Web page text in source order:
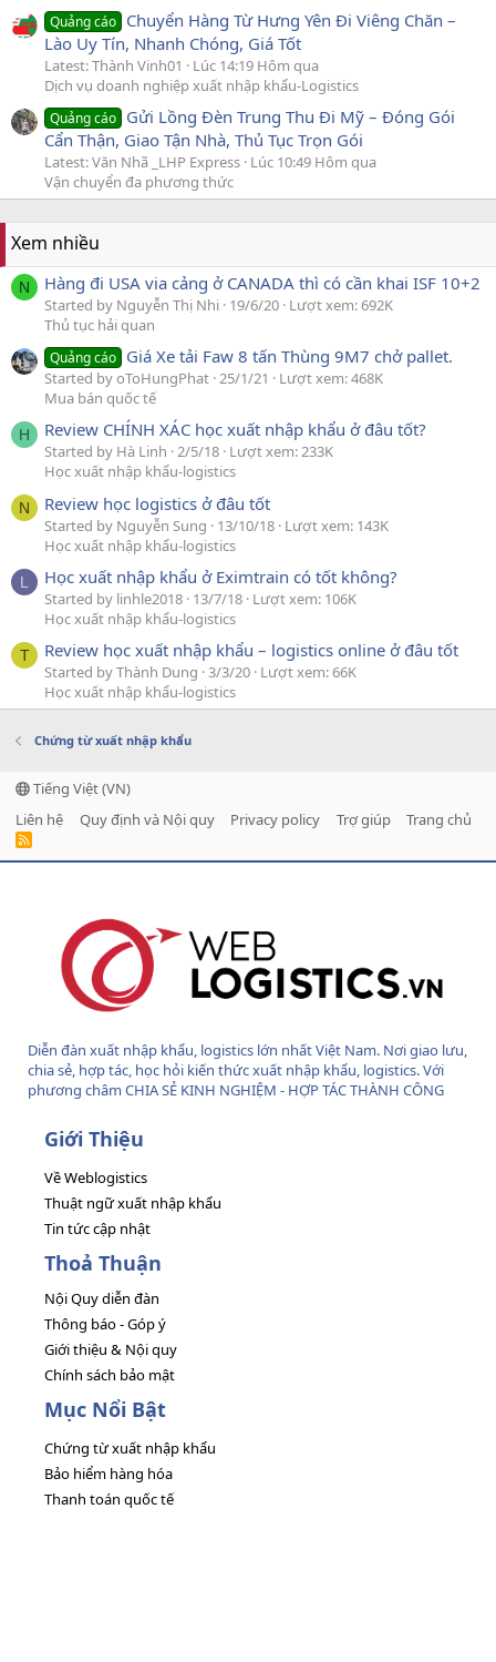
Quảng cáo Chuyển Hàng Từ Hưng Yên Đi Viêng Chăn –
Lào Uy Tín, Nhanh Chóng, Giá Tốt
Latest: Thành Vinh01
Lúc 14:19 Hôm qua
Dịch vụ doanh nghiệp xuất nhập khẩu-Logistics
Quảng cáo Gửi Lồng Đèn Trung Thu Đi Mỹ – Đóng Gói
Cẩn Thận, Giao Tận Nhà, Thủ Tục Trọn Gói
Latest: Văn Nhã _LHP Express Lúc 10:49 Hôm qua
Vận chuyển đa phương thức
Xem nhiều
N Hàng đi USA via cảng ở CANADA thì có cần khai ISF 10+2
Started by Nguyễn Thị Nhi 19/6/20 Lượt xem: 692K
Thủ tục hải quan
Quảng cáo Giá Xe tải Faw 8 tấn Thùng 9M7 chở pallet.
Started by oToHungPhat 25/1/21
Lượt xem: 468K
Mua bán quốc tế
H Review CHÍNH XÁC học xuất nhập khẩu ở đâu tốt?
Started by Hà Linh 2/5/18 Lượt xem: 233K
Học xuất nhập khẩu-logistics
N Review học logistics ở đâu tốt
Started by Nguyễn Sung 13/10/18 Lượt xem: 143K
Học xuất nhập khẩu-logistics
L Học xuất nhập khẩu ở Eximtrain có tốt không?
Started by linhle2018 13/7/18 Lượt xem: 106K
Học xuất nhập khẩu-logistics
T Review học xuất nhập khẩu – logistics online ở đâu tốt
Started by Thành Dung 3/3/20 Lượt xem: 66K
Học xuất nhập khẩu-logistics
Chứng từ xuất nhập khẩu
Tiếng Việt (VN)
Liên hệ
Quy định và Nội quy Privacy policy Trợ giúp Trang chủ
R
Diễn đàn xuất nhập khẩu, logistics lớn nhất Việt Nam. Nơi giao lưu,
chia sẻ, hợp tác, học hỏi kiến thức xuất nhập khẩu, logistics. Với
phương châm CHIA SẺ KINH NGHIỆM - HỢP TÁC THÀNH CÔNG
Giới Thiệu
Về Weblogistics
Thuật ngữ xuất nhập khẩu
Tin tức cập nhật
Thoả Thuận
Nội Quy diễn đàn
Thông báo - Góp ý
Giới thiệu & Nội quy
Chính sách bảo mật
Mục Nổi Bật
Chứng từ xuất nhập khẩu
Bảo hiểm hàng hóa
Thanh toán quốc tế